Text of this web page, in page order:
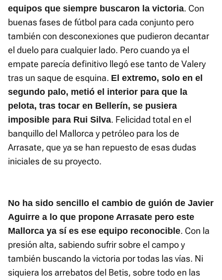
equipos que siempre buscaron la victoria. Con
buenas fases de fútbol para cada conjunto pero
también con desconexiones que pudieron decantar
el duelo para cualquier lado. Pero cuando ya el
empate parecía definitivo llegó ese tanto de Valery
tras un saque de esquina. El extremo, solo en el
segundo palo, metió el interior para que la
pelota, tras tocar en Bellerín, se pusiera
imposible para Rui Silva. Felicidad total en el
banquillo del Mallorca y petróleo para los de
Arrasate, que ya se han repuesto de esas dudas
iniciales de su proyecto.
No ha sido sencillo el cambio de guión de Javier
Aguirre a lo que propone Arrasate pero este
Mallorca ya sí es ese equipo reconocible. Con la
presión alta, sabiendo sufrir sobre el campo y
también buscando la victoria por todas las vías. Ni
siquiera los arrebatos del Betis, sobre todo en las